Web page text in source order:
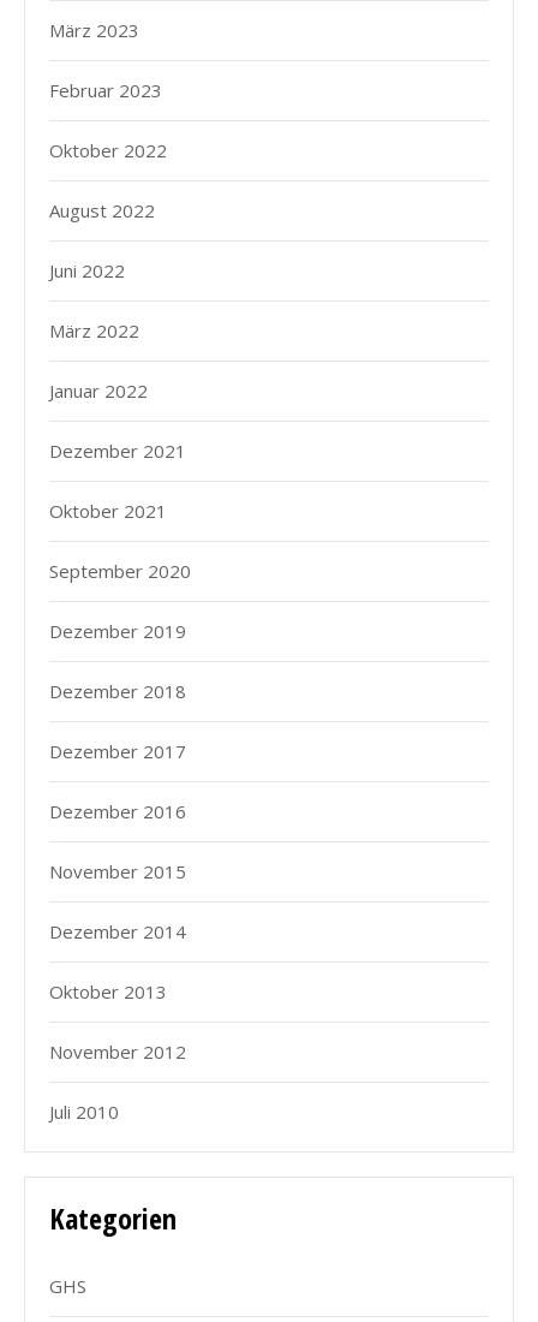
März 2023
Februar 2023
Oktober 2022
August 2022
Juni 2022
März 2022
Januar 2022
Dezember 2021
Oktober 2021
September 2020
Dezember 2019
Dezember 2018
Dezember 2017
Dezember 2016
November 2015
Dezember 2014
Oktober 2013
November 2012
Juli 2010
Kategorien
GHS